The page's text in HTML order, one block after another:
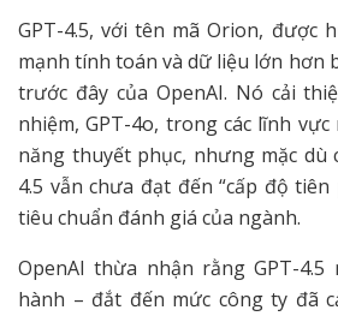
GPT-4.5, với tên mã Orion, được
mạnh tính toán và dữ liệu lớn hơn
trước đây của OpenAI. Nó cải
nhiệm, GPT-4o, trong các lĩnh
năng thuyết phục, nhưng mặc dù
4.5 vẫn chưa đạt đến “cấp độ
tiêu chuẩn đánh giá của ngành.
OpenAI thừa nhận rằng GPT-
hành – đắt đến mức công ty đã